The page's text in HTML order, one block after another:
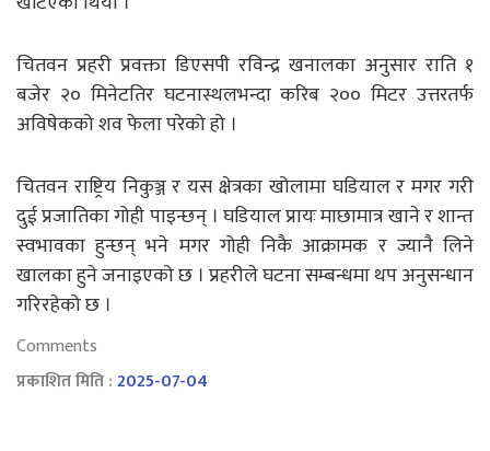
चितवन प्रहरी प्रवक्ता डिएसपी रविन्द्र खनालका अनुसार राति १
बजेर २० मिनेटतिर घटनास्थलभन्दा करिब २०० मिटर उत्तरतर्फ
अविषेकको शव फेला परेको हो ।
चितवन राष्ट्रिय निकुञ्ज र यस क्षेत्रका खोलामा घडियाल र मगर गरी
दुई प्रजातिका गोही पाइन्छन् । घडियाल प्रायः माछामात्र खाने र शान्त
स्वभावका हुन्छन् भने मगर गोही निकै आक्रामक र ज्यानै लिने
खालका हुने जनाइएको छ । प्रहरीले घटना सम्बन्धमा थप अनुसन्धान
गरिरहेको छ ।
Comments
प्रकाशित मिति :2025-07-04